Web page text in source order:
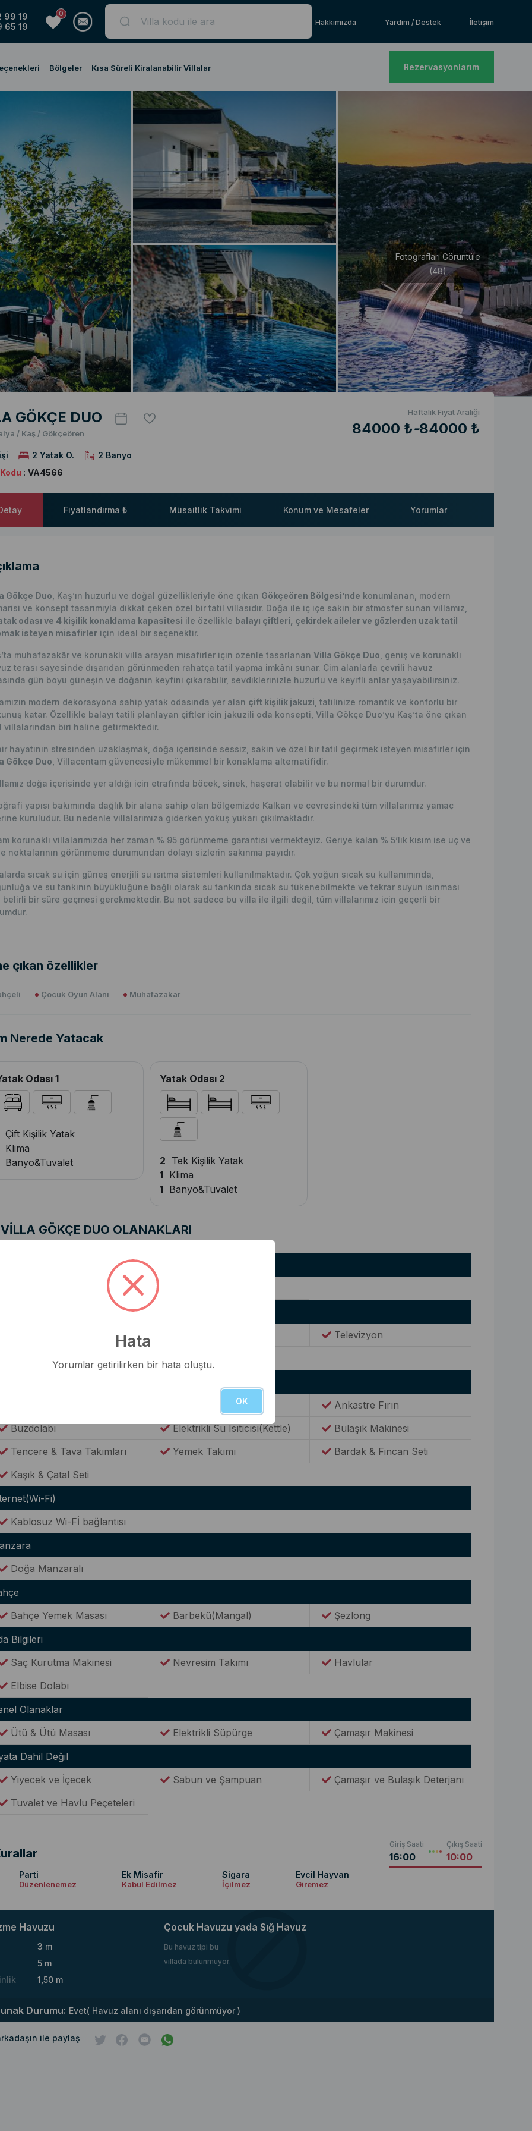
99 19
65 19
0
Hakkımızda
Yardım / Destek İletişim
Bölgeler Kısa Süreli Kiralanabilir Villalar Rezervasyonlarım
Fotoğrafları Görüntüle
(48)
GÖKÇE DUO
/ Kaş / Gökçeören
Haftalık Fiyat Aralığı
84000 ₺-84000 ₺
2 Yatak O.
2 Banyo
: VA4566
Fiyatlandırma ₺ Müsaitlik Takvimi Konum ve Mesafeler Yorumlar
Gökçe Duo , Kaş’ın huzurlu ve doğal güzellikleriyle öne çıkan Gökçeören Bölgesi’nde konumlanan, modern
ve konsept tasarımıyla dikkat çeken özel bir tatil villasıdır. Doğa ile iç içe sakin bir atmosfer sunan villamız,
odası ve 4 kişilik konaklama kapasitesi ile özellikle balayı çiftleri, çekirdek aileler ve gözlerden uzak tatil
isteyen misafirler için ideal bir seçenektir.
muhafazakâr ve korunaklı villa arayan misafirler için özenle tasarlanan Villa Gökçe Duo , geniş ve korunaklı
terası sayesinde dışarıdan görünmeden rahatça tatil yapma imkânı sunar. Çim alanlarla çevrili havuz
gün boyu güneşin ve doğanın keyfini çıkarabilir, sevdiklerinizle huzurlu ve keyifli anlar yaşayabilirsiniz.
modern dekorasyona sahip yatak odasında yer alan çift kişilik jakuzi , tatilinize romantik ve konforlu bir
katar. Özellikle balayı tatili planlayan çiftler için jakuzili oda konsepti, Villa Gökçe Duo’yu Kaş’ta öne çıkan
villalarından biri haline getirmektedir.
hayatının stresinden uzaklaşmak, doğa içerisinde sessiz, sakin ve özel bir tatil geçirmek isteyen misafirler için
Gökçe Duo , Villacentam güvencesiyle mükemmel bir konaklama alternatifidir.
doğa içerisinde yer aldığı için etrafında böcek, sinek, haşerat olabilir ve bu normal bir durumdur.
yapısı bakımında dağlık bir alana sahip olan bölgemizde Kalkan ve çevresindeki tüm villalarımız yamaç
kuruludur. Bu nedenle villalarımıza giderken yokuş yukarı çıkılmaktadır.
korunaklı villalarımızda her zaman % 95 görünmeme garantisi vermekteyiz. Geriye kalan % 5’lik kısım ise uç ve
noktalarının görünmeme durumundan dolayı sizlerin sakınma payıdır.
sıcak su için güneş enerjili su ısıtma sistemleri kullanılmaktadır. Çok yoğun sıcak su kullanımında,
ve su tankının büyüklüğüne bağlı olarak su tankında sıcak su tükenebilmekte ve tekrar suyun ısınması
belirli bir süre geçmesi gerekmektedir. Bu not sadece bu villa ile ilgili değil, tüm villalarımız için geçerli bir
çıkan özellikler
Çocuk Oyun Alanı Muhafazakar
Nerede Yatacak
Odası 1
Çift Kişilik Yatak
Klima
Banyo&Tuvalet
Yatak Odası 2
2 Tek Kişilik Yatak
1 Klima
1 Banyo&Tuvalet
VİLLA GÖKÇE DUO OLANAKLARI
Televizyon
WC(Ortak Kullanım)
Ankastre Fırın
Buzdolabı
Elektrikli Su Isıtıcısı(Kettle)
Bulaşık Makinesi
Tencere & Tava Takımları
Yemek Takımı
Bardak & Fincan Seti
Kaşık & Çatal Seti
Fi)
Kablosuz Wi-Fİ bağlantısı
Doğa Manzaralı
Bahçe Yemek Masası
Barbekü(Mangal)
Şezlong
Bilgileri
Saç Kurutma Makinesi
Nevresim Takımı
Havlular
Elbise Dolabı
Olanaklar
Ütü & Ütü Masası
Elektrikli Süpürge
Çamaşır Makinesi
Dahil Değil
Yiyecek ve İçecek
Sabun ve Şampuan
Çamaşır ve Bulaşık Deterjanı
Tuvalet ve Havlu Peçeteleri
Giriş Saati
16:00
Çıkış Saati
10:00
Parti
Düzenlenemez
Ek Misafir
Kabul Edilmez
Sigara
İçilmez
Evcil Hayvan
Giremez
Havuzu
3 m
5 m
1,50 m
Çocuk Havuzu yada Sığ Havuz
Bu havuz tipi bu
villada bulunmuyor.
Durumu: Evet( Havuz alanı dışarıdan görünmüyor )
ile paylaş
Hata
Yorumlar getirilirken bir hata oluştu.
OK